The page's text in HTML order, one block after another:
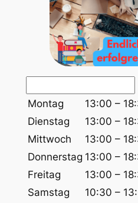
u
e
n
Montag
13:00 –
Dienstag
13:00 –
Mittwoch
13:00 –
Donnerstag 13:00 –
Freitag
13:00 –
Samstag
10:30 –